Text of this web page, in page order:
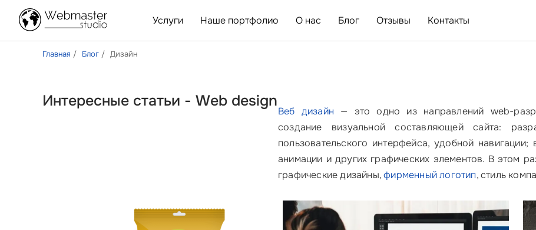
Услуги Наше портфолио О нас Блог Отзывы Контакты
Главная Блог Дизайн
Интересные статьи - Web design
Веб дизайн — это одно из направлений web-
создание визуальной составляющей сайта:
пользовательского интерфейса, удобной
анимации и других графических элементов. В этом
графические дизайны,фирменный логотип, стиль